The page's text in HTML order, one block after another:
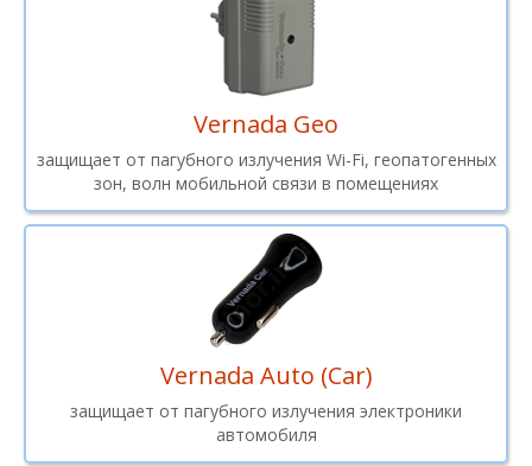
Vernada Geo
защищает от пагубного излучения Wi-Fi, геопатогенных
зон, волн мобильной связи в помещениях
Vernada Auto (Car)
защищает от пагубного излучения электроники
автомобиля